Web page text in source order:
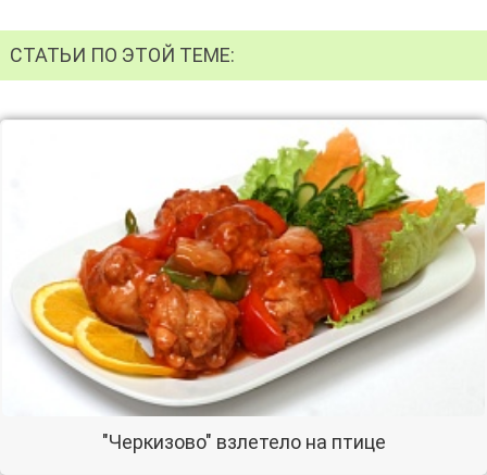
СТАТЬИ ПО ЭТОЙ ТЕМЕ:
"Черкизово" взлетело на птице